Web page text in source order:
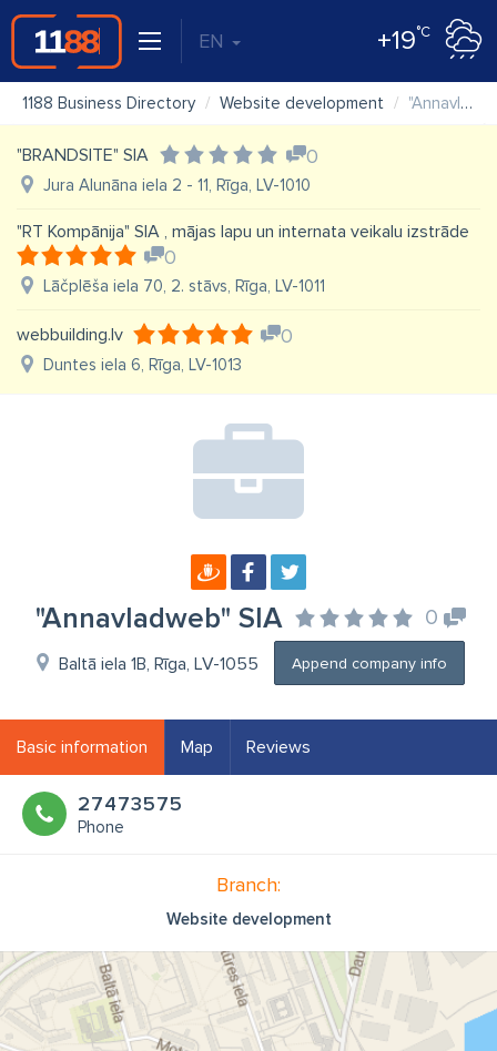
EN +19°C
1188 Business Directory Website development "Annavladweb" SIA
"BRANDSITE" SIA 0
Jura Alunāna iela 2 - 11, Rīga, LV-1010
"RT Kompānija" SIA , mājas lapu un internata veikalu izstrāde
0
Lāčplēša iela 70, 2. stāvs, Rīga, LV-1011
webbuilding.lv 0
Duntes iela 6, Rīga, LV-1013
"Annavladweb" SIA 0
Baltā iela 1B, Rīga, LV-1055 Append company info
Basic information Map Reviews
27473575
Phone
Branch:
Website development